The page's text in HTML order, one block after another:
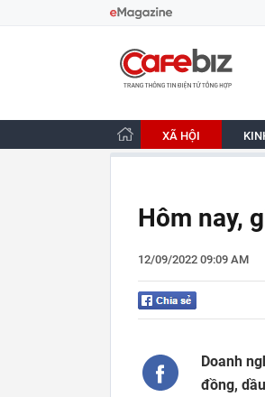
CafeBiz - Trang chủ
XÃ HỘI
Hôm nay,
12/09/2022 09:09 AM
Doanh
đồng,